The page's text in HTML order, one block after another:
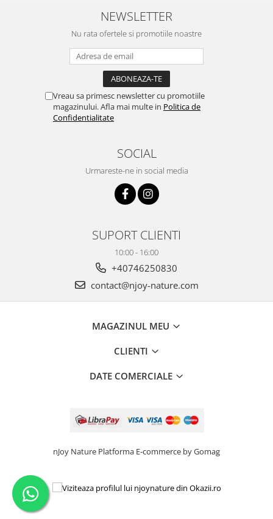
NEWSLETTER
Nu rata ofertele si promotiile noastre
Vreau sa primesc newsletter cu promotiile
magazinului. Afla mai multe in Politica de
Confidentialitate
SOCIAL
Urmareste-ne in social media
SUPORT CLIENTI
10:00 - 16:00
+40746250830
contact@njoy-nature.com
MAGAZINUL MEU
CLIENTI
DATE COMERCIALE
nJoy Nature Platforma E-commerce by Gomag